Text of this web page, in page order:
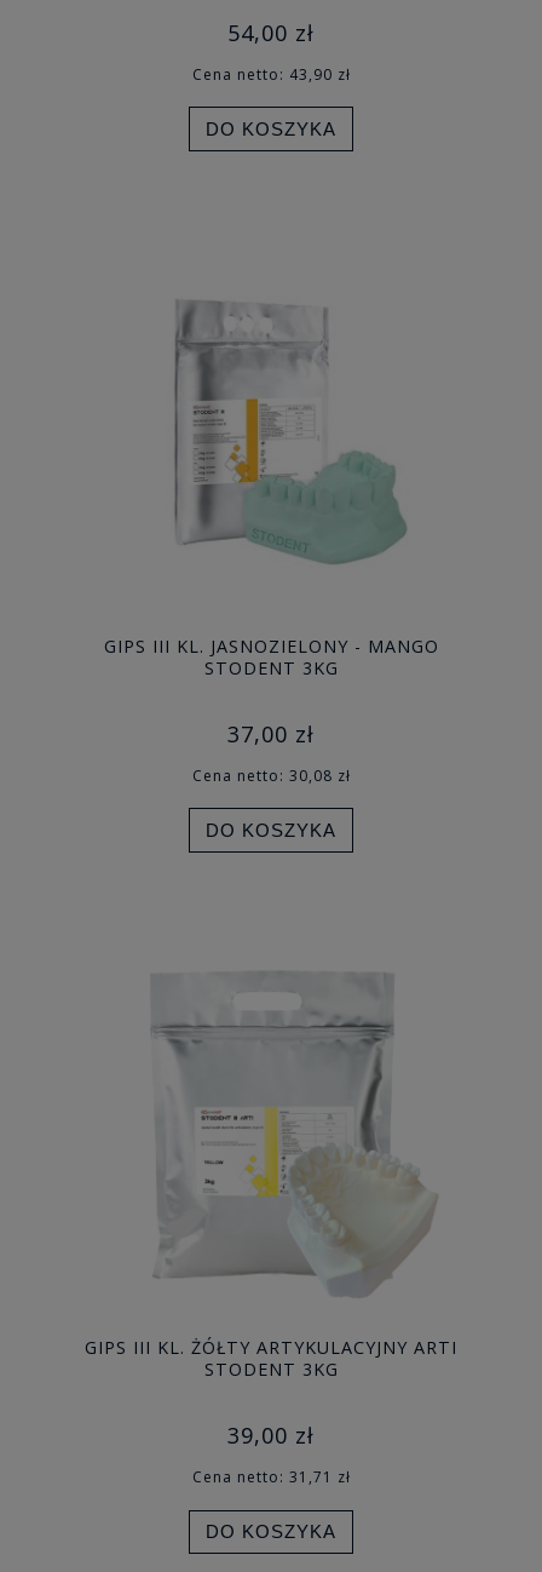
54,00 zł
Cena netto: 43,90 zł
DO KOSZYKA
GIPS III KL. JASNOZIELONY - MANGO
STODENT 3KG
37,00 zł
Cena netto: 30,08 zł
DO KOSZYKA
GIPS III KL. ŻÓŁTY ARTYKULACYJNY ARTI
STODENT 3KG
39,00 zł
Cena netto: 31,71 zł
DO KOSZYKA